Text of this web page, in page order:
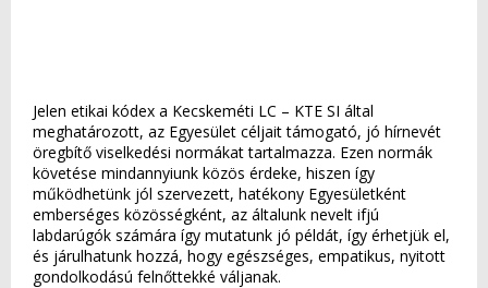
Jelen etikai kódex a Kecskeméti LC – KTE SI által
meghatározott, az Egyesület céljait támogató, jó hírnevét
öregbítő viselkedési normákat tartalmazza. Ezen normák
követése mindannyiunk közös érdeke, hiszen így
működhetünk jól szervezett, hatékony Egyesületként
emberséges közösségként, az általunk nevelt ifjú
labdarúgók számára így mutatunk jó példát, így érhetjük el,
és járulhatunk hozzá, hogy egészséges, empatikus, nyitott
gondolkodású felnőttekké váljanak.